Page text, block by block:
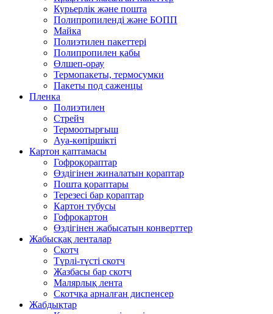
Курьерлік және пошта
Полипропиленді және БОПП
Майка
Полиэтилен пакеттері
Полипропилен қабы
Өлшеп-орау
Термопакеты, термосумки
Пакеты под саженцы
Пленка
Полиэтилен
Стрейч
Термоотырғыш
Ауа-көпіршікті
Картон қаптамасы
Гофроқораптар
Өздігінен жиналатын қораптар
Пошта қораптары
Терезесі бар қораптар
Картон тубусы
Гофрокартон
Өздігінен жабысатын конверттер
Жабысқақ ленталар
Скотч
Түрлі-түсті скотч
Жазбасы бар скотч
Малярлық лента
Скотчқа арналған диспенсер
Жабдықтар